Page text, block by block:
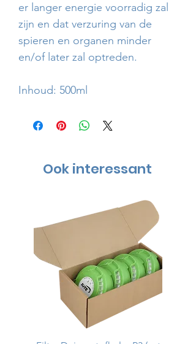
er langer energie voorradig zal
zijn en dat verzuring van de
spieren en organen minder
en/of later zal optreden.
Inhoud: 500ml
Ook interessant